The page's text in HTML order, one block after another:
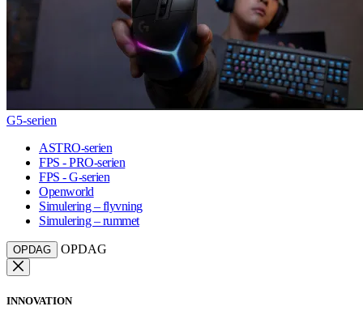
G5-serien
ASTRO-serien
FPS - PRO-serien
FPS - G-serien
Openworld
Simulering – flyvning
Simulering – rummet
OPDAG OPDAG
INNOVATION